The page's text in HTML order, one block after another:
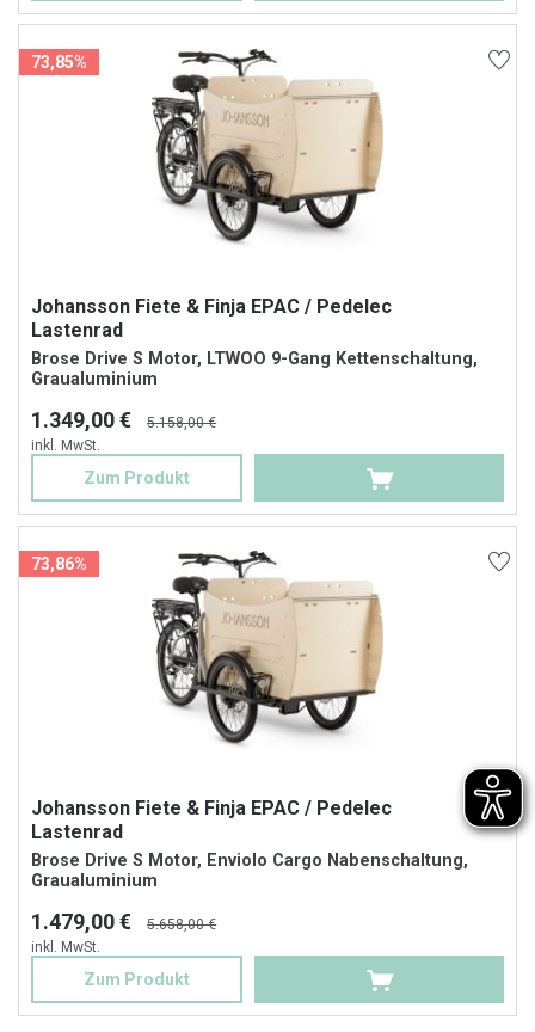
73,85%
Johansson Fiete & Finja EPAC / Pedelec
Lastenrad
Brose Drive S Motor, LTWOO 9-Gang Kettenschaltung,
Graualuminium
1.349,00 €
5.158,00 €
inkl. MwSt.
Zum Produkt
73,86%
Johansson Fiete & Finja EPAC / Pedelec
Lastenrad
Brose Drive S Motor, Enviolo Cargo Nabenschaltung,
Graualuminium
1.479,00 €
5.658,00 €
inkl. MwSt.
Zum Produkt